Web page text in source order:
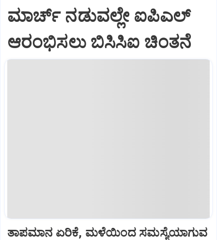
ಮಾರ್ಚ್‌ ನಡುವಲ್ಲೇ ಐಪಿಎಲ್‌
ಆರಂಭಿಸಲು ಬಿಸಿಸಿಐ ಚಿಂತನೆ
ತಾಪಮಾನ ಏರಿಕೆ, ಮಳೆಯಿಂದ ಸಮಸ್ಯೆಯಾಗುವ